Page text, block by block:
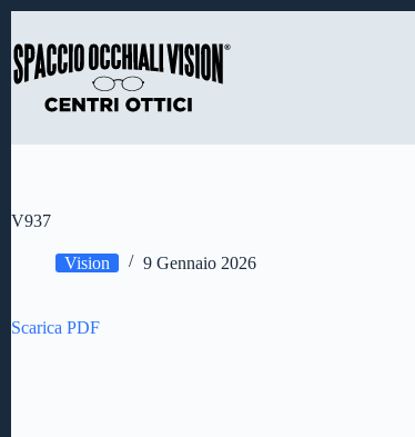
al
contenuto
V937
Vision 9 Gennaio 2026
Scarica PDF